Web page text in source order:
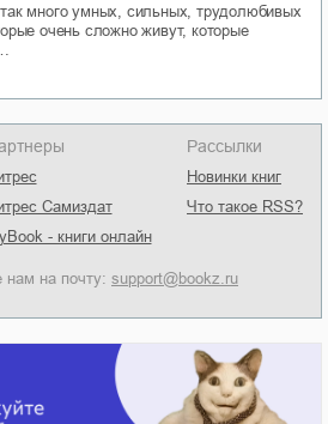
много умных, сильных, трудолюбивых
очень сложно живут, которые
Самиздат
- книги онлайн
Рассылки
Новинки книг
Что такое RSS?
нам на почту: support@bookz.ru